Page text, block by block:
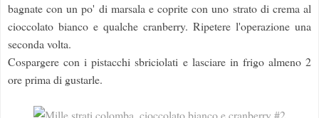
bagnate con un po' di marsala e coprite con uno strato di crema al
cioccolato bianco e qualche cranberry. Ripetere l'operazione una
seconda volta.
Cospargere con i pistacchi sbriciolati e lasciare in frigo almeno 2
ore prima di gustarle.